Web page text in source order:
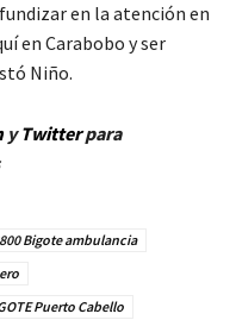
en la atención en
en Carabobo y ser
Niño.
yTwitterpara
Bigote ambulancia
Puerto Cabello